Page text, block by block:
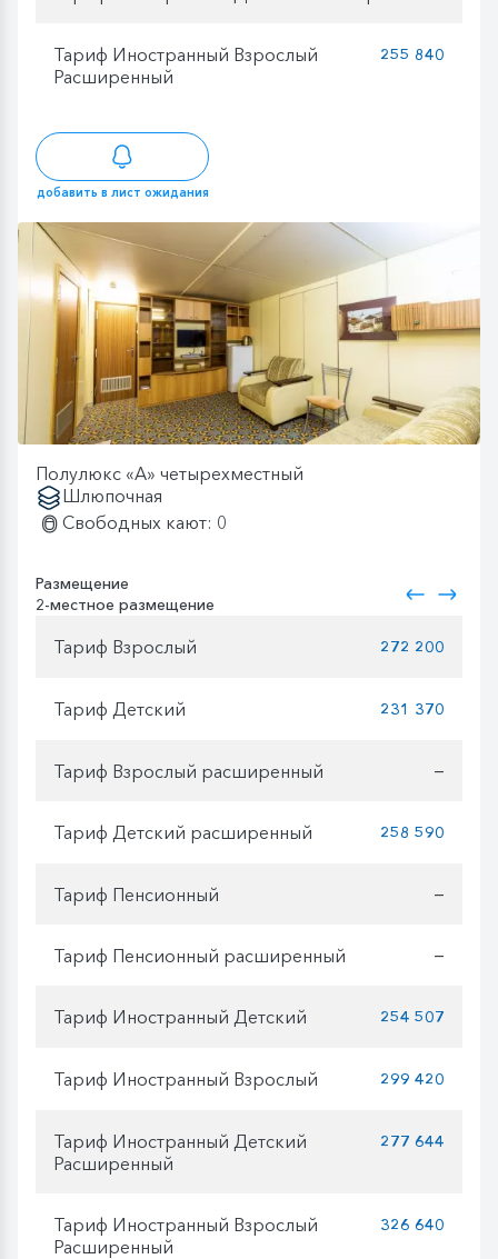
Тариф Иностранный Взрослый
Расширенный
255 840
добавить в лист ожидания
Полулюкс «А» четырехместный
Шлюпочная
Свободных кают: 0
Размещение
2-местное размещение
Тариф Взрослый 272 200
Тариф Детский 231 370
Тариф Взрослый расширенный —
Тариф Детский расширенный 258 590
Тариф Пенсионный —
Тариф Пенсионный расширенный —
Тариф Иностранный Детский 254 507
Тариф Иностранный Взрослый 299 420
Тариф Иностранный Детский
Расширенный
277 644
Тариф Иностранный Взрослый
Расширенный
326 640